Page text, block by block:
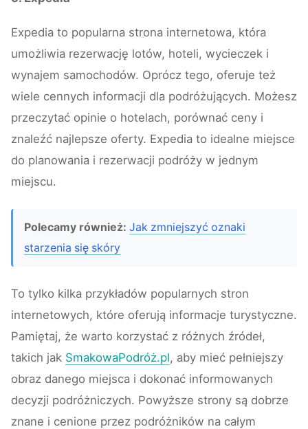
Expedia to popularna strona internetowa, która
umożliwia rezerwację lotów, hoteli, wycieczek i
wynajem samochodów. Oprócz tego, oferuje też
wiele cennych informacji dla podróżujących. Możesz
przeczytać opinie o hotelach, porównać ceny i
znaleźć najlepsze oferty. Expedia to idealne miejsce
do planowania i rezerwacji podróży w jednym
miejscu.
Polecamy również: Jak zmniejszyć oznaki
starzenia się skóry
To tylko kilka przykładów popularnych stron
internetowych, które oferują informacje turystyczne.
Pamiętaj, że warto korzystać z różnych źródeł,
takich jak SmakowaPodróż.pl, aby mieć pełniejszy
obraz danego miejsca i dokonać informowanych
decyzji podróżniczych. Powyższe strony są dobrze
znane i cenione przez podróżników na całym